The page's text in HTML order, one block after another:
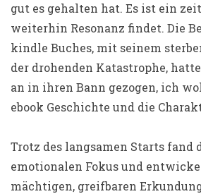
gut es gehalten hat. Es ist ein
weiterhin Resonanz findet. Die
kindle Buches, mit seinem
der drohenden Katastrophe,
an in ihren Bann gezogen, ich
ebook Geschichte und die
Trotz des langsamen Starts fand
emotionalen Fokus und
mächtigen, greifbaren